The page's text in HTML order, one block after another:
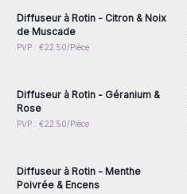
Diffuseur à Rotin - Citron & Noix
de Muscade
PVP : €22.50/Pièce
Connectez-vous ou
Diffuseur à Rotin - Géranium &
Rose
PVP : €22.50/Pièce
Connectez-vous ou
Diffuseur à Rotin - Menthe
Poivrée & Encens